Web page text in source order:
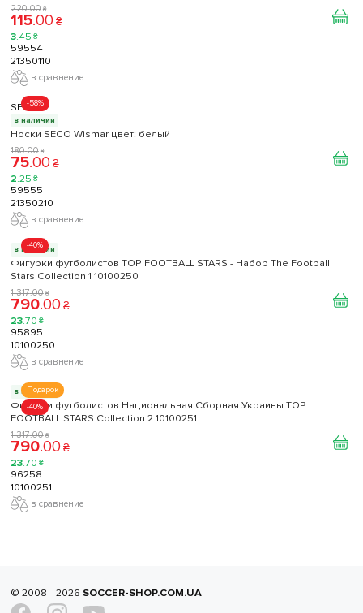
220.00 ₴
115.00 ₴
3.45 ₴
59554
21350110
в сравнение
-58%
SECO
в наличии
Носки SECO Wismar цвет: белый
180.00 ₴
75.00 ₴
2.25 ₴
59555
21350210
в сравнение
-40%
в наличии
Фигурки футболистов TOP FOOTBALL STARS - Набор The Football
Stars Collection 1 10100250
1 317.00 ₴
790.00 ₴
23.70 ₴
95895
10100250
в сравнение
Подарок
-40%
в наличии
Фигурки футболистов Национальная Сборная Украины TOP
FOOTBALL STARS Collection 2 10100251
1 317.00 ₴
790.00 ₴
23.70 ₴
96258
10100251
в сравнение
© 2008—2026 SOCCER-SHOP.COM.UA